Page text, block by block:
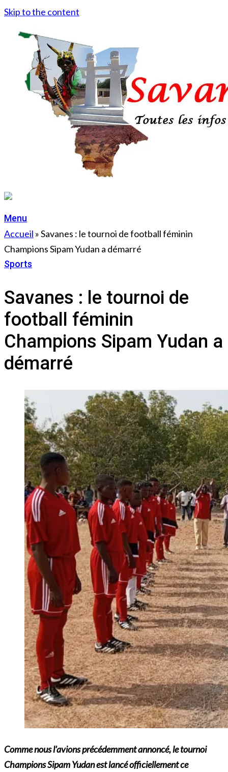
Skip to the content
Menu
Accueil »Savanes : le tournoi de football féminin
Champions Sipam Yudan a démarré
Sports
Savanes : le tournoi de
football féminin
Champions Sipam Yudan a
démarré
Comme nous l’avions précédemment annoncé, le tournoi
Champions Sipam Yudan est lancé officiellement ce